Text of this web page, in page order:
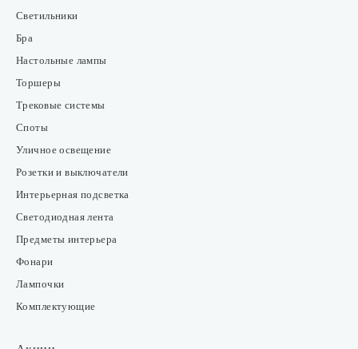
Светильники
Бра
Настольные лампы
Торшеры
Трековые системы
Споты
Уличное освещение
Розетки и выключатели
Интерьерная подсветка
Светодиодная лента
Предметы интерьера
Фонари
Лампочки
Комплектующие